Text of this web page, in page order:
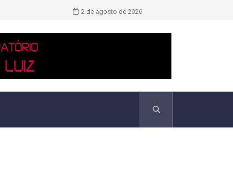
Novo boletim indica El Niño ‘muito
2 de agosto de 2026